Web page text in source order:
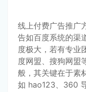
线上付费广告推广
告如百度系统的渠
度极大，若有专业
度网盟、搜狗网盟
般，其关键在于素
如 hao123、360